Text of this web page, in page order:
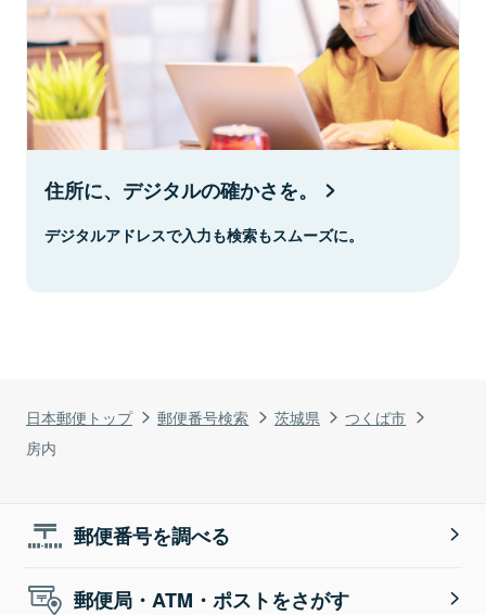
日本郵便トップ 郵便番号検索 茨城県
つくば市
房内
住所に、デジタルの確かさを。
デジタルアドレスで入力も検索もスムーズに。
郵便番号を調べる
郵便局・ATM・ポストをさがす